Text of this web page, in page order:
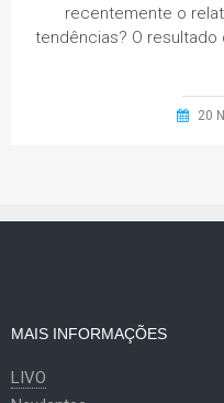
recentemente o
tendências? O
20
MAIS INFORMAÇÕES
LIVO